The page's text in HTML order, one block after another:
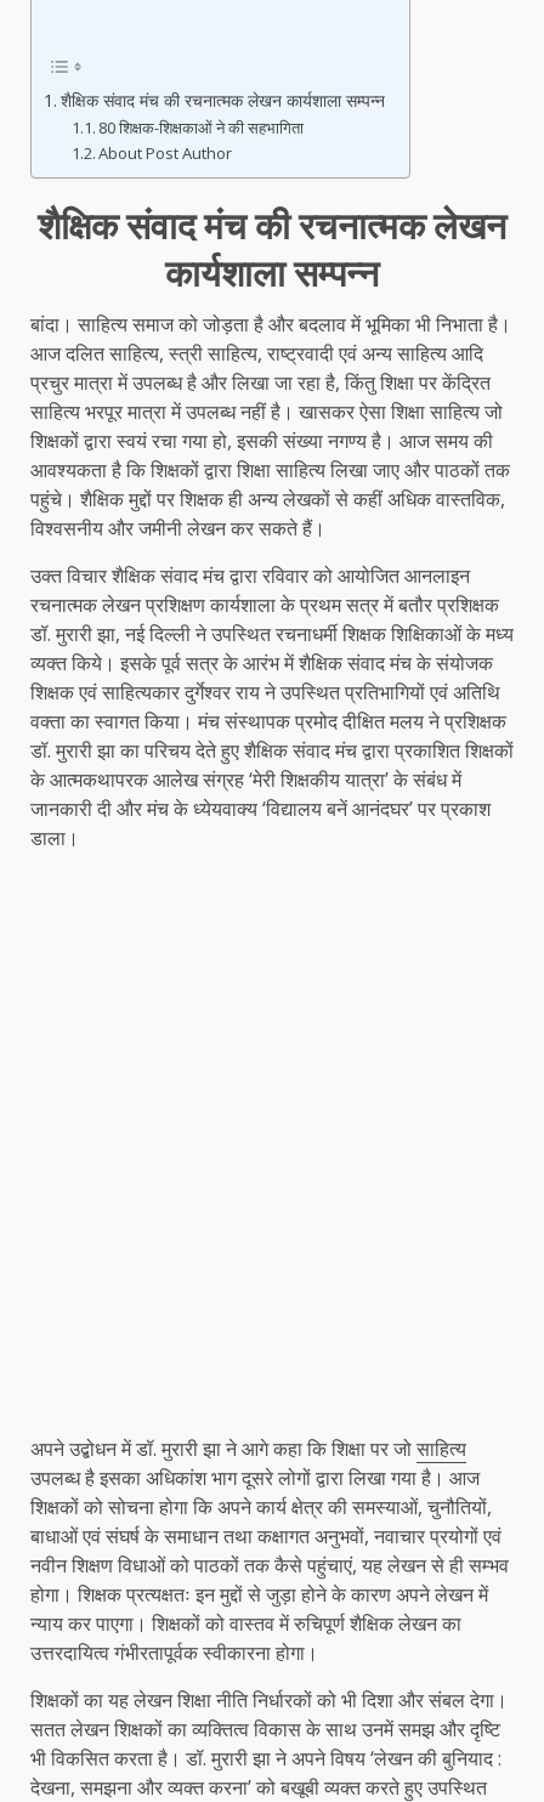
शैक्षिक संवाद मंच की रचनात्मक लेखन कार्यशाला सम्पन्न
80 शिक्षक-शिक्षकाओं ने की सहभागिता
About Post Author
शैक्षिक संवाद मंच की रचनात्मक लेखन
कार्यशाला सम्पन्न
बांदा। साहित्य समाज को जोड़ता है और बदलाव में भूमिका भी निभाता है।
आज दलित साहित्य, स्त्री साहित्य, राष्ट्रवादी एवं अन्य साहित्य आदि
प्रचुर मात्रा में उपलब्ध है और लिखा जा रहा है, किंतु शिक्षा पर केंद्रित
साहित्य भरपूर मात्रा में उपलब्ध नहीं है। खासकर ऐसा शिक्षा साहित्य जो
शिक्षकों द्वारा स्वयं रचा गया हो, इसकी संख्या नगण्य है। आज समय की
आवश्यकता है कि शिक्षकों द्वारा शिक्षा साहित्य लिखा जाए और पाठकों तक
पहुंचे। शैक्षिक मुद्दों पर शिक्षक ही अन्य लेखकों से कहीं अधिक वास्तविक,
विश्वसनीय और जमीनी लेखन कर सकते हैं।
उक्त विचार शैक्षिक संवाद मंच द्वारा रविवार को आयोजित आनलाइन
रचनात्मक लेखन प्रशिक्षण कार्यशाला के प्रथम सत्र में बतौर प्रशिक्षक
डॉ. मुरारी झा, नई दिल्ली ने उपस्थित रचनाधर्मी शिक्षक शिक्षिकाओं के मध्य
व्यक्त किये। इसके पूर्व सत्र के आरंभ में शैक्षिक संवाद मंच के संयोजक
शिक्षक एवं साहित्यकार दुर्गेश्वर राय ने उपस्थित प्रतिभागियों एवं अतिथि
वक्ता का स्वागत किया। मंच संस्थापक प्रमोद दीक्षित मलय ने प्रशिक्षक
डॉ. मुरारी झा का परिचय देते हुए शैक्षिक संवाद मंच द्वारा प्रकाशित शिक्षकों
के आत्मकथापरक आलेख संग्रह ‘मेरी शिक्षकीय यात्रा’ के संबंध में
जानकारी दी और मंच के ध्येयवाक्य ‘विद्यालय बनें आनंदघर’ पर प्रकाश
डाला।
अपने उद्बोधन में डॉ. मुरारी झा ने आगे कहा कि शिक्षा पर जोसाहित्य
उपलब्ध है इसका अधिकांश भाग दूसरे लोगों द्वारा लिखा गया है। आज
शिक्षकों को सोचना होगा कि अपने कार्य क्षेत्र की समस्याओं, चुनौतियों,
बाधाओं एवं संघर्ष के समाधान तथा कक्षागत अनुभवों, नवाचार प्रयोगों एवं
नवीन शिक्षण विधाओं को पाठकों तक कैसे पहुंचाएं, यह लेखन से ही सम्भव
होगा। शिक्षक प्रत्यक्षतः इन मुद्दों से जुड़ा होने के कारण अपने लेखन में
न्याय कर पाएगा। शिक्षकों को वास्तव में रुचिपूर्ण शैक्षिक लेखन का
उत्तरदायित्व गंभीरतापूर्वक स्वीकारना होगा।
शिक्षकों का यह लेखन शिक्षा नीति निर्धारकों को भी दिशा और संबल देगा।
सतत लेखन शिक्षकों का व्यक्तित्व विकास के साथ उनमें समझ और दृष्टि
भी विकसित करता है। डॉ. मुरारी झा ने अपने विषय ‘लेखन की बुनियाद :
देखना, समझना और व्यक्त करना’ को बखूबी व्यक्त करते हुए उपस्थित